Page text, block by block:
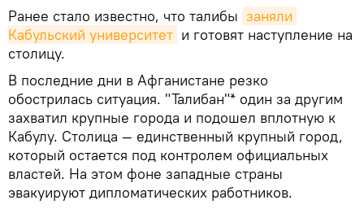
Ранее стало известно, что талибы заняли
Кабульский университет и готовят наступление на
столицу.
В последние дни в Афганистане резко
обострилась ситуация. "Талибан"* один за другим
захватил крупные города и подошел вплотную к
Кабулу. Столица — единственный крупный город,
который остается под контролем официальных
властей. На этом фоне западные страны
эвакуируют дипломатических работников.